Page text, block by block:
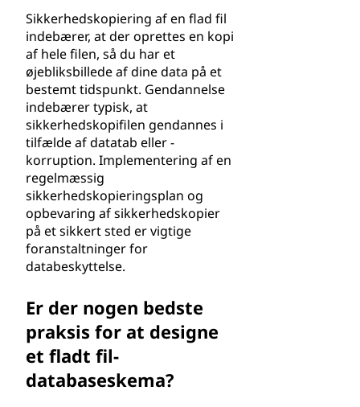
Sikkerhedskopiering af en flad fil
indebærer, at der oprettes en kopi
af hele filen, så du har et
øjebliksbillede af dine data på et
bestemt tidspunkt. Gendannelse
indebærer typisk, at
sikkerhedskopifilen gendannes i
tilfælde af datatab eller -
korruption. Implementering af en
regelmæssig
sikkerhedskopieringsplan og
opbevaring af sikkerhedskopier
på et sikkert sted er vigtige
foranstaltninger for
databeskyttelse.
Er der nogen bedste
praksis for at designe
et fladt fil-
databaseskema?